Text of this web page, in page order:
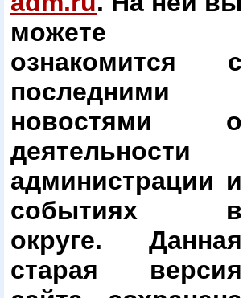
можете
ознакомится с
последними
новостями о
деятельности
администрации и
событиях в
округе. Данная
старая версия